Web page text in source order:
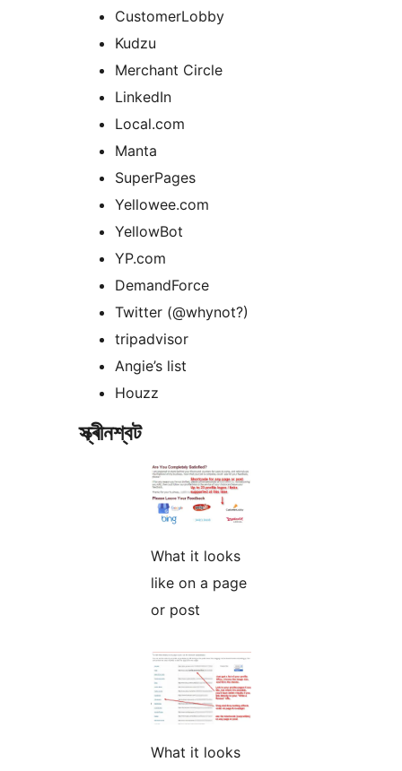
CustomerLobby
Kudzu
Merchant Circle
LinkedIn
Local.com
Manta
SuperPages
Yellowee.com
YellowBot
YP.com
DemandForce
Twitter (@whynot?)
tripadvisor
Angie’s list
Houzz
স্ক্ৰীনশ্বট
What it looks
like on a page
or post
What it looks